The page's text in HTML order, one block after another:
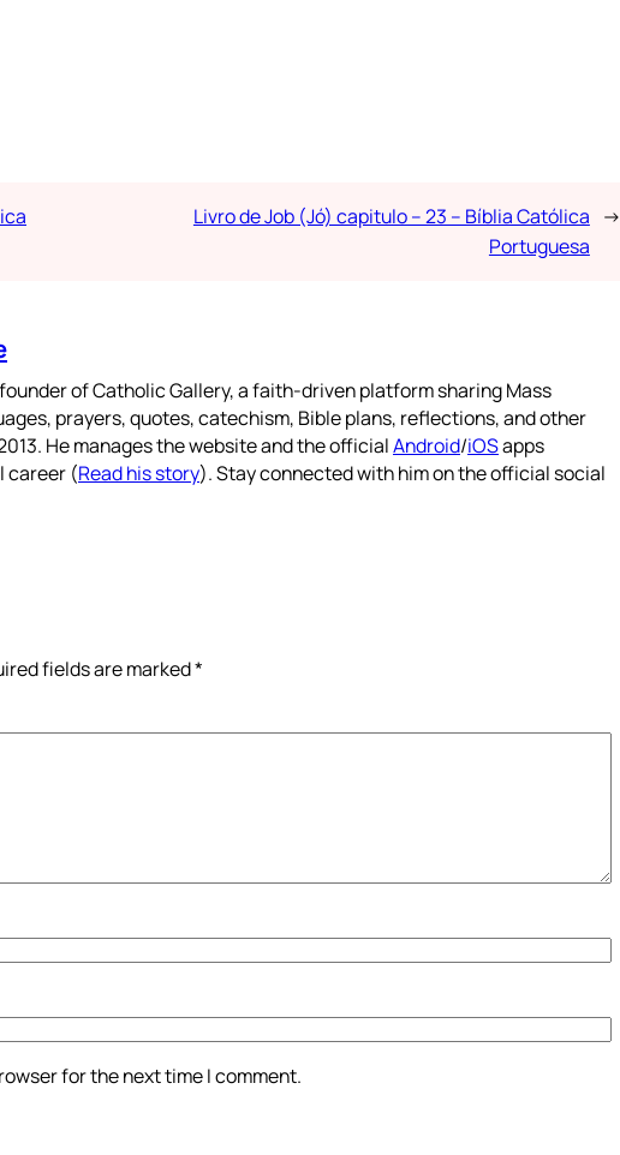
Livro de Job (Jó) capitulo – 23 – Bíblia Católica
Portuguesa
→
of Catholic Gallery, a faith-driven platform sharing Mass
prayers, quotes, catechism, Bible plans, reflections, and other
He manages the website and the officialAndroid/iOSapps
career (Read his story). Stay connected with him on the official social
fields are marked*
for the next time I comment.